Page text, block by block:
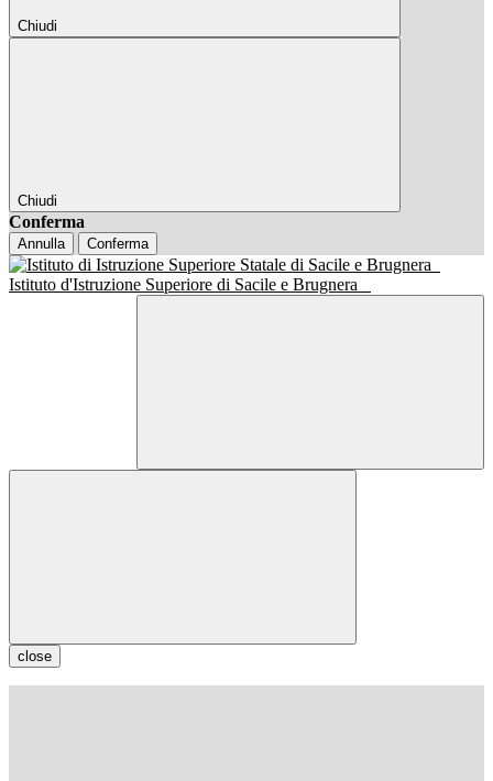
Chiudi
Chiudi
Conferma
Annulla Conferma
Istituto d'Istruzione Superiore di Sacile e Brugnera
close